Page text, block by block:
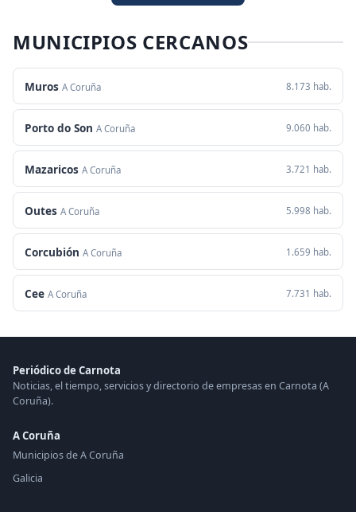
MUNICIPIOS CERCANOS
Muros A Coruña 8.173 hab.
Porto do Son A Coruña 9.060 hab.
Mazaricos A Coruña 3.721 hab.
Outes A Coruña 5.998 hab.
Corcubión A Coruña 1.659 hab.
Cee A Coruña 7.731 hab.
Periódico de Carnota
Noticias, el tiempo, servicios y directorio de empresas en Carnota (A
Coruña).
A Coruña
Municipios de A Coruña
Galicia